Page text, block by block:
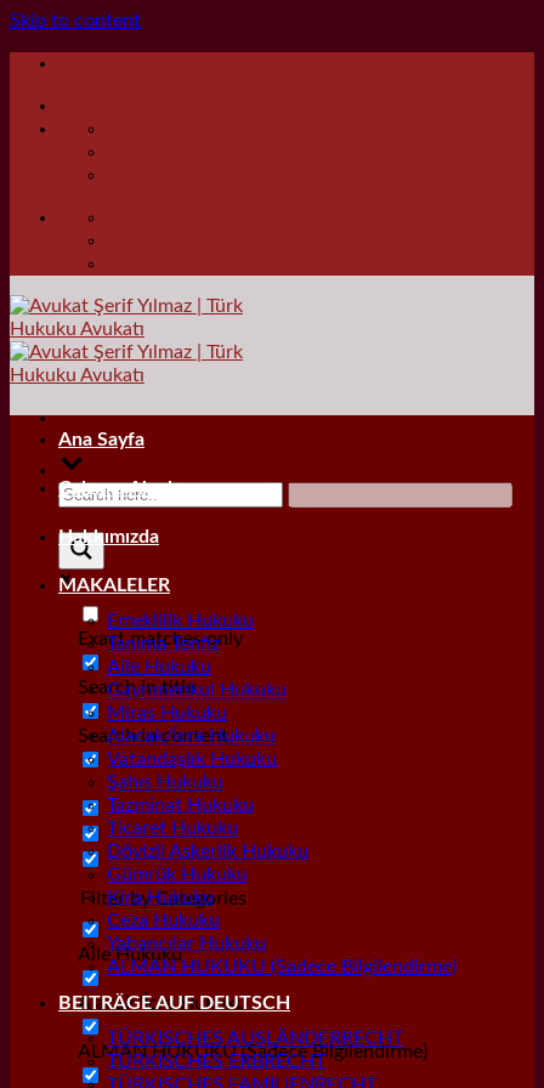
Skip to content
Exact matches only
Search in title
Search in content
Filter by Categories
Aile Hukuku
Alacak/İcra Hukuku
ALMAN HUKUKU (Sadece Bilgilendirme)
Ana Sayfa
Çalışma Alanları
Hakkımızda
MAKALELER
Emeklilik Hukuku
Tanıma Tenfiz
Aile Hukuku
Gayrımenkul Hukuku
Miras Hukuku
Alacak/İcra Hukuku
Vatandaşlık Hukuku
Şahıs Hukuku
Tazminat Hukuku
Ticaret Hukuku
Dövizli Askerlik Hukuku
Gümrük Hukuku
Kira Hukuku
Ceza Hukuku
Yabancılar Hukuku
ALMAN HUKUKU (Sadece Bilgilendirme)
BEITRÄGE AUF DEUTSCH
TÜRKISCHES AUSLÄNDERRECHT
TÜRKISCHES ERBRECHT